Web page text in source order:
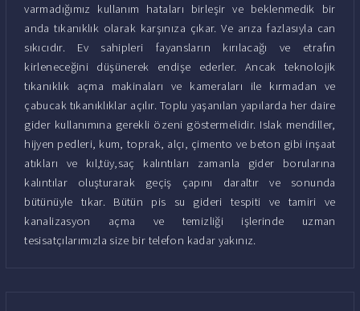
varmadığımız kullanım hataları birleşir ve beklenmedik bir
anda tıkanıklık olarak karşınıza çıkar. Ve arıza fazlasıyla can
sıkıcıdır. Ev sahipleri fayansların kırılacağı ve etrafın
kirleneceğini düşünerek endişe ederler. Ancak teknolojik
tıkanıklık açma makinaları ve kameraları ile kırmadan ve
çabucak tıkanıklıklar açılır. Toplu yaşanılan yapılarda her daire
gider kullanımına gerekli özeni göstermelidir. Islak mendiller,
hijyen pedleri, kum, toprak, alçı, çimento ve beton gibi inşaat
atıkları ve kıl,tüy,saç kalıntıları zamanla gider borularına
kalıntılar oluşturarak geçiş çapını daraltır ve sonunda
bütünüyle tıkar. Bütün pis su gideri tespiti ve tamiri ve
kanalizasyon açma ve temizliği işlerinde uzman
tesisatçılarımızla size bir telefon kadar yakınız.